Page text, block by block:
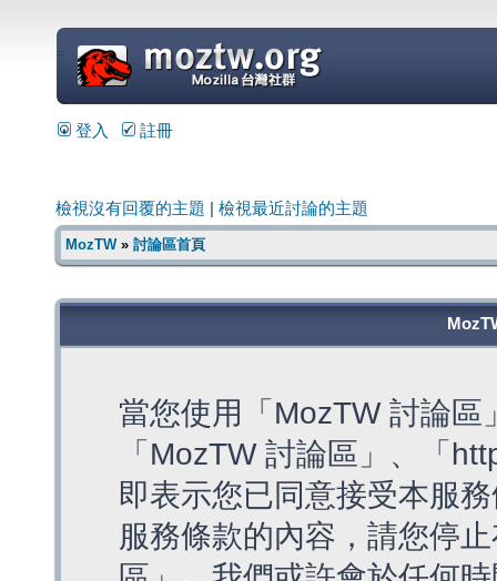
=
登入 註冊
檢視沒有回覆的主題 檢視最近討論的主題
MozTW» 討論區首頁
當您使用「MozTW 討論
「MozTW 討論區」、「
即表示您已同意接受本服
服務條款的內容，請您停